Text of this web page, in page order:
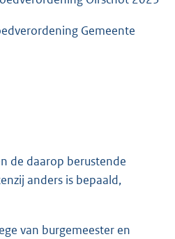
Gemeente
de daarop berustende
anders is bepaald,
van burgemeester en